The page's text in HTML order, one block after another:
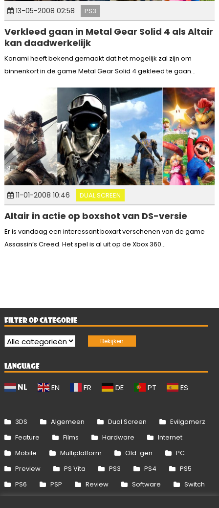
13-05-2008 02:58 PS3
Verkleed gaan in Metal Gear Solid 4 als Altair
kan daadwerkelijk
Konami heeft bekend gemaakt dat het mogelijk zal zijn om
binnenkort in de game Metal Gear Solid 4 gekleed te gaan...
11-01-2008 10:46 DUAL SCREEN
Altair in actie op boxshot van DS-versie
Er is vandaag een interessant boxart verschenen van de game
Assassin’s Creed. Het spel is al uit op de Xbox 360...
FILTER OP CATEGORIE
LANGUAGE
NL EN FR DE PT ES
3DS Algemeen Dual Screen
Evilgamerz
Feature
Films Hardware
Internet
Mobile
Multiplatform Old-gen
PC
Preview
PS Vita PS3 PS4
PS5
PS6
PSP Review Software
Switch